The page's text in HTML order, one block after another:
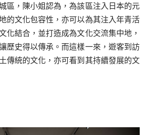
區，陳小姐認為，為該區注入日本的元
的文化包容性，亦可以為其注入年青活
化結合，並打造成為文化交流集中地，
歷史得以傳承。而這樣一來，遊客到訪
傳統的文化，亦可看到其持續發展的文